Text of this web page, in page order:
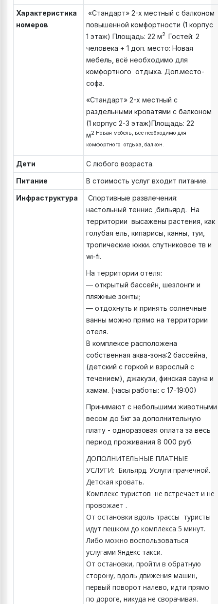
Характеристика
номеров
«Стандарт» 2-х местный с балконом
повышенной комфортности (1 корпус
1 этаж) Площадь: 22 м2 Гостей: 2
человека + 1 доп. место: Новая
мебель, всё необходимо для
комфортного отдыха. Доп.место-
софа.
«Стандарт» 2-х местный с
раздельными кроватями с балконом
(1 корпус 2-3 этаж)Площадь: 22
м2 Новая мебель, всё необходимо для
комфортного отдыха, балкон.
Дети С любого возраста.
Питание В стоимость услуг входит питание.
Инфраструктура
Спортивные развлечения:
настольный теннис ,бильярд. На
территории высажены растения, как
голубая ель, кипарисы, канны, туи,
тропические юкки. спутниковое тв и
wi-fi.
На территории отеля:
— открытый бассейн, шезлонги и
пляжные зонты;
— отдохнуть и принять солнечные
ванны можно прямо на территории
отеля.
В комплексе расположена
собственная аква-зона:2 бассейна,
(детский с горкой и взрослый с
течением), джакузи, финская сауна и
хамам. (часы работы: с 17-19:00)
Принимают с небольшими животными
весом до 5кг за дополнительную
плату - одноразовая оплата за весь
период проживания 8 000 руб.
ДОПОЛНИТЕЛЬНЫЕ ПЛАТНЫЕ
УСЛУГИ: Бильярд. Услуги прачечной.
Детская кровать.
Комплекс туристов не встречает и не
провожает .
От остановки вдоль трассы туристы
идут пешком до комплекса 5 минут.
Либо можно воспользоваться
услугами Яндекс такси.
От остановки, пройти в обратную
сторону, вдоль движения машин,
первый поворот налево, идти прямо
по дороге, никуда не сворачивая.